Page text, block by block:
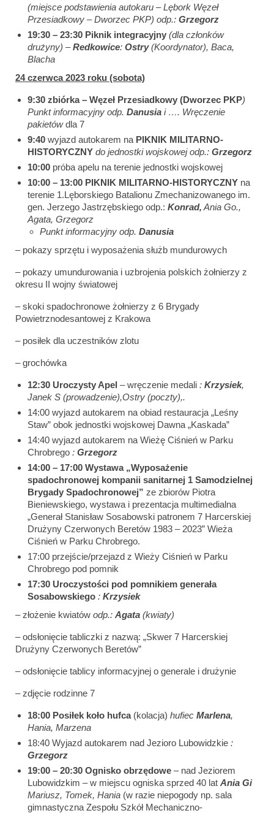
(miejsce podstawienia autokaru – Lębork Węzeł
Przesiadkowy – Dworzec PKP) odp.: Grzegorz
19:30 – 23:30 Piknik integracyjny (dla członków
drużyny) –Redkowice: Ostry(Koordynator), Baca,
Blacha
24 czerwca 2023 roku (sobota)
9:30 zbiórka – Węzeł Przesiadkowy (Dworzec PKP)
Punkt informacyjny odp. Danusia i …. Wręczenie
pakietówdla 7
9:40 wyjazd autokarem na PIKNIK MILITARNO-
HISTORYCZNY do jednostki wojskowej odp.: Grzegorz
10:00 próba apelu na terenie jednostki wojskowej
10:00 – 13:00 PIKNIK MILITARNO-HISTORYCZNY na
terenie 1.Lęborskiego Batalionu Zmechanizowanego im.
gen. Jerzego Jastrzębskiego odp.: Konrad, Ania Go.,
Agata, Grzegorz
Punkt informacyjny odp. Danusia
– pokazy sprzętu i wyposażenia służb mundurowych
– pokazy umundurowania i uzbrojenia polskich żołnierzy z
okresu II wojny światowej
– skoki spadochronowe żołnierzy z 6 Brygady
Powietrznodesantowej z Krakowa
– posiłek dla uczestników zlotu
– grochówka
12:30 Uroczysty Apel – wręczenie medali : Krzysiek,
Janek S (prowadzenie),Ostry (poczty),.
14:00 wyjazd autokarem na obiad restauracja „Leśny
Staw” obok jednostki wojskowej Dawna „Kaskada”
14:40 wyjazd autokarem na Wieżę Ciśnień w Parku
Chrobrego : Grzegorz
14:00 – 17:00 Wystawa „Wyposażenie
spadochronowej kompanii sanitarnej 1 Samodzielnej
Brygady Spadochronowej” ze zbiorów Piotra
Bieniewskiego, wystawa i prezentacja multimedialna
„Generał Stanisław Sosabowski patronem 7 Harcerskiej
Drużyny Czerwonych Beretów 1983 – 2023” Wieża
Ciśnień w Parku Chrobrego.
17:00 przejście/przejazd z Wieży Ciśnień w Parku
Chrobrego pod pomnik
17:30 Uroczystości pod pomnikiem generała
Sosabowskiego : Krzysiek
– złożenie kwiatów odp.: Agata (kwiaty)
– odsłonięcie tabliczki z nazwą: „Skwer 7 Harcerskiej
Drużyny Czerwonych Beretów”
– odsłonięcie tablicy informacyjnej o generale i drużynie
– zdjęcie rodzinne 7
18:00 Posiłek koło hufca(kolacja) hufiec Marlena,
Hania, Marzena
18:40 Wyjazd autokarem nad Jezioro Lubowidzkie :
Grzegorz
19:00 – 20:30 Ognisko obrzędowe – nad Jeziorem
Lubowidzkim – w miejscu ogniska sprzed 40 lat Ania Gi
Mariusz, Tomek, Hania (w razie niepogody np. sala
gimnastyczna Zespołu Szkół Mechaniczno-